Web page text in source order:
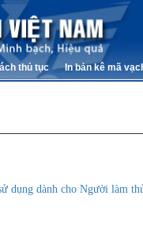
thủ tục In bản kê mã
dụng dành cho Người làm